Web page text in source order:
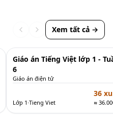
Xem tất cả →
Giáo
Giáo án Tiếng Việt lớp 1 -
6
Giáo án điện tử
Lớp 1·Tieng Viet
36 xu
≈